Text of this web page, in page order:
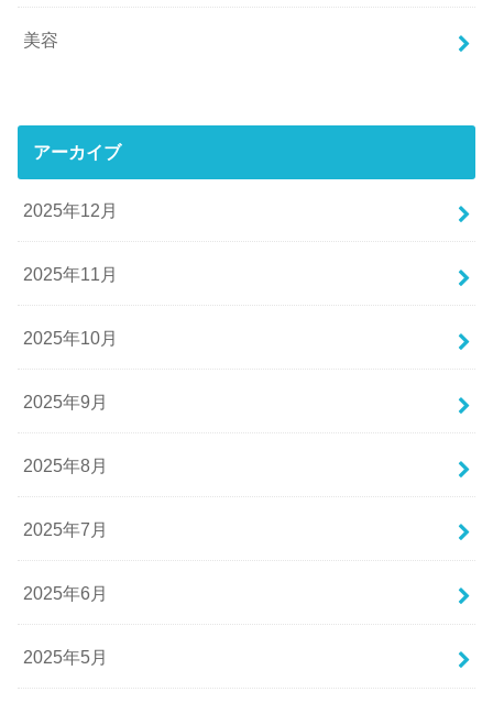
美容
アーカイブ
2025年12月
2025年11月
2025年10月
2025年9月
2025年8月
2025年7月
2025年6月
2025年5月